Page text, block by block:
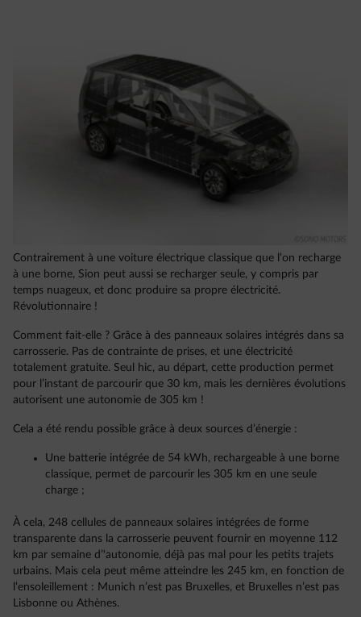
Contrairement à une voiture électrique classique que l’on recharge
à une borne, Sion peut aussi se recharger seule, y compris par
temps nuageux, et donc produire sa propre électricité.
Révolutionnaire !
Comment fait-elle ? Grâce à des panneaux solaires intégrés dans sa
carrosserie. Pas de contrainte de prises, et une électricité
totalement gratuite. Seul hic, au départ, cette production permet
pour l’instant de parcourir que 30 km, mais les dernières évolutions
autorisent une autonomie de 305 km !
Cela a été rendu possible grâce à deux sources d’énergie :
Une batterie intégrée de 54 kWh, rechargeable à une borne
classique, permet de parcourir les 305 km en une seule
charge ;
À cela, 248 cellules de panneaux solaires intégrées de forme
transparente dans la carrosserie peuvent fournir en moyenne 112
km par semaine d’'autonomie, déjà pas mal pour les petits trajets
urbains. Mais cela peut même atteindre les 245 km, en fonction de
l’ensoleillement : Munich n’est pas Bruxelles, et Bruxelles n’est pas
Lisbonne ou Athènes.